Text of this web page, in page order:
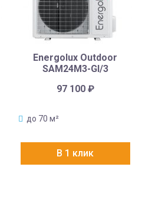
Energolux Outdoor
SAM24M3-GI/3
97 100 ₽
до 70 м²
В 1 клик